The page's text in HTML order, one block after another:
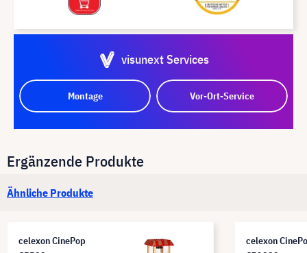
visunext Services
Montage Vor-Ort-Service
Ergänzende Produkte
Ähnliche Produkte
celexon CinePop
celexon